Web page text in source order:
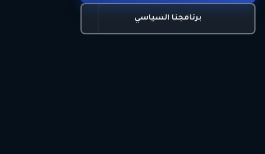
برنامجنا السياسي
اتصل بنا